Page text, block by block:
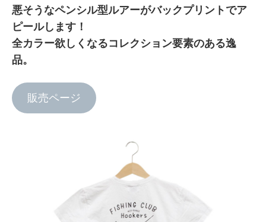
悪そうなペンシル型ルアーがバックプリントでア
ピールします！
全カラー欲しくなるコレクション要素のある逸
品。
販売ページ